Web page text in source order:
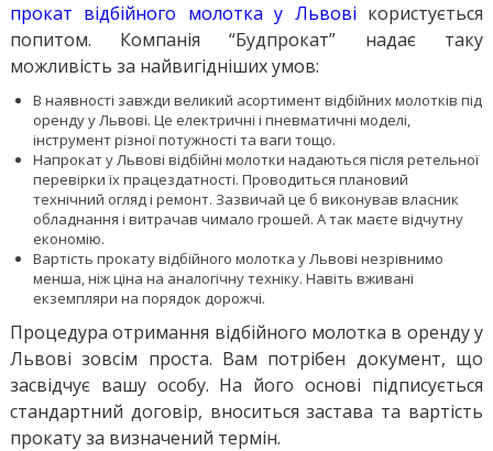
прокат відбійного молотка у Львові користується
попитом. Компанія “Будпрокат” надає таку
можливість за найвигідніших умов:
В наявності завжди великий асортимент відбійних молотків під
оренду у Львові. Це електричні і пневматичні моделі,
інструмент різної потужності та ваги тощо.
Напрокат у Львові відбійні молотки надаються після ретельної
перевірки їх працездатності. Проводиться плановий
технічний огляд і ремонт. Зазвичай це б виконував власник
обладнання і витрачав чимало грошей. А так маєте відчутну
економію.
Вартість прокату відбійного молотка у Львові незрівнимо
менша, ніж ціна на аналогічну техніку. Навіть вживані
екземпляри на порядок дорожчі.
Процедура отримання відбійного молотка в оренду у
Львові зовсім проста. Вам потрібен документ, що
засвідчує вашу особу. На його основі підписується
стандартний договір, вноситься застава та вартість
прокату за визначений термін.